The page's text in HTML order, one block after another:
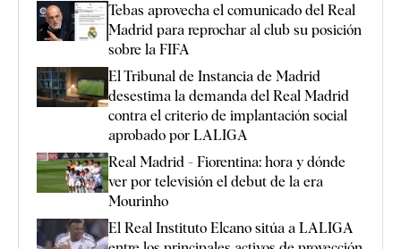
Tebas aprovecha el comunicado del Real
Madrid para reprochar al club su posición
sobre la FIFA
El Tribunal de Instancia de Madrid
desestima la demanda del Real Madrid
contra el criterio de implantación social
aprobado por LALIGA
Real Madrid - Fiorentina: hora y dónde
ver por televisión el debut de la era
Mourinho
El Real Instituto Elcano sitúa a LALIGA